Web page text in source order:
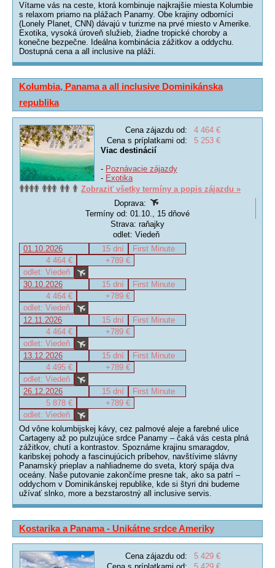
Vítame vás na ceste, ktorá kombinuje najkrajšie miesta Kolumbie
s relaxom priamo na plážach Panamy. Obe krajiny odborníci
(Lonely Planet, CNN) dávajú v turizme na prvé miesto v Amerike.
Exotika, vysoká úroveň služieb, žiadne tropické choroby a
konečne bezpečne. Ideálna kombinácia zážitkov a oddychu.
Dostupná cena a all inclusive na pláži.
Kolumbia, Panama a all inclusive Dominikánska
republika
Cena zájazdu od:
4 464 €
Cena s príplatkami od:
5 253 €
Viac destinácií
- Poznávacie zájazdy
- Exotika
Zobraziť všetky termíny a popis zájazdu »
Doprava:
Termíny od: 01.10., 15 dňové
Strava: raňajky
odlet: Viedeň
01.10.2026
15 dní
First Minute
4 464 €
+789 €
odlet: Viedeň
30.10.2026
15 dní
First Minute
4 464 €
+789 €
odlet: Viedeň
12.11.2026
15 dní
First Minute
4 464 €
+789 €
odlet: Viedeň
13.12.2026
15 dní
First Minute
4 495 €
+789 €
odlet: Viedeň
26.12.2026
15 dní
First Minute
5 878 €
+789 €
odlet: Viedeň
Od vône kolumbijskej kávy, cez palmové aleje a farebné ulice
Cartageny až po pulzujúce srdce Panamy – čaká vás cesta plná
zážitkov, chutí a kontrastov. Spoznáme krajinu smaragdov,
karibskej pohody a fascinujúcich príbehov, navštívime slávny
Panamský prieplav a nahliadneme do sveta, ktorý spája dva
oceány. Naše putovanie zakončíme presne tak, ako sa patrí –
oddychom v Dominikánskej republike, kde si štyri dni budeme
užívať slnko, more a bezstarostný all inclusive servis.
Kostarika a Panama - Unikátne srdce Ameriky
Cena zájazdu od:
5 429 €